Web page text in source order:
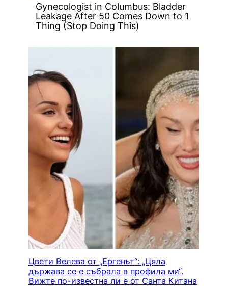
Gynecologist in Columbus: Bladder
Leakage After 50 Comes Down to 1
Thing (Stop Doing This)
Цвети Велева от „Ергенът“: „Цяла
държава се е събрала в профила ми“.
Вижте по-известна ли е от Санта Китана